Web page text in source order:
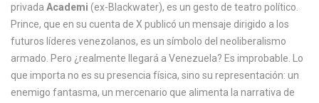
privada Academi (ex-Blackwater), es un gesto de teatro político.
Prince, que en su cuenta de X publicó un mensaje dirigido a los
futuros líderes venezolanos, es un símbolo del neoliberalismo
armado. Pero ¿realmente llegará a Venezuela? Es improbable. Lo
que importa no es su presencia física, sino su representación: un
enemigo fantasma, un mercenario que alimenta la narrativa de